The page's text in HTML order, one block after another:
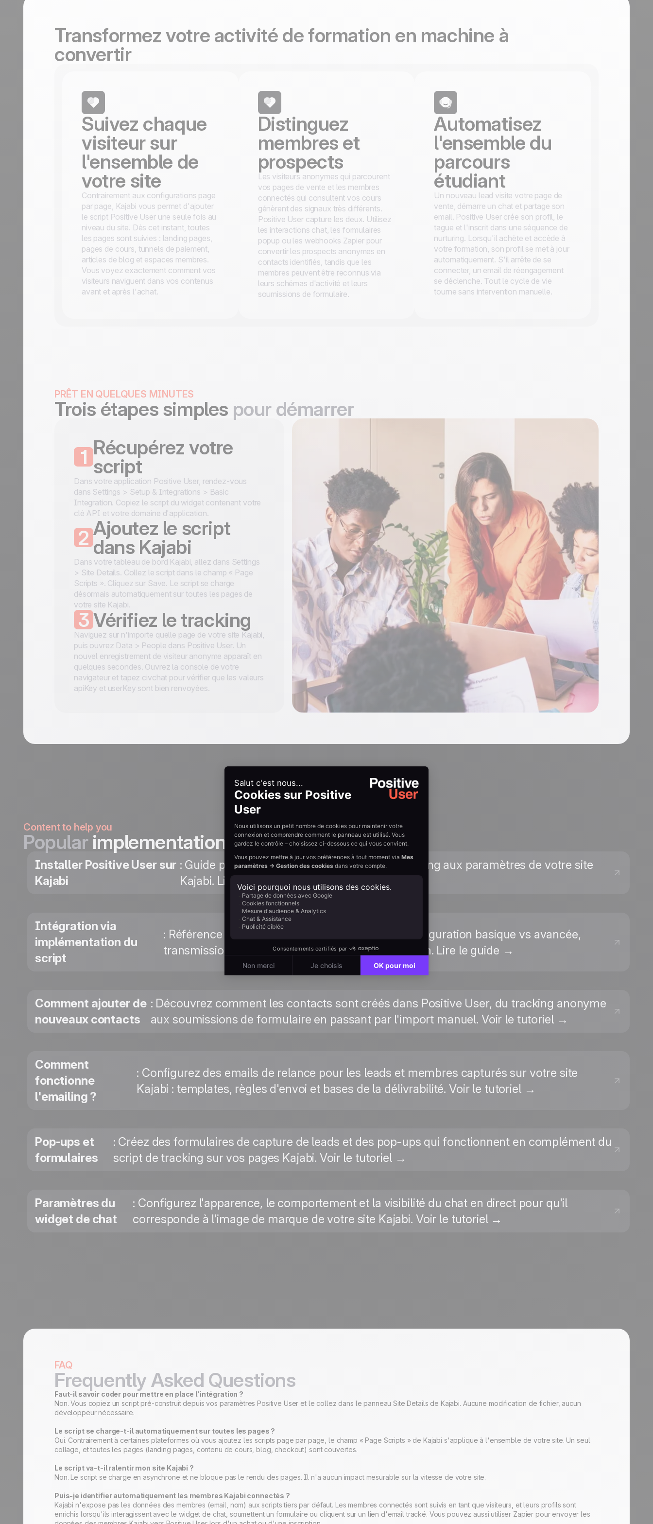
Transformez votre activité de formation en machine à
convertir
Suivez chaque
visiteur sur
l'ensemble de
votre site
Contrairement aux configurations page
par page, Kajabi vous permet d'ajouter
le script Positive User une seule fois au
niveau du site. Dès cet instant, toutes
les pages sont suivies : landing pages,
pages de cours, tunnels de paiement,
articles de blog et espaces membres.
Vous voyez exactement comment vos
visiteurs naviguent dans vos contenus
avant et après l'achat.
Distinguez
membres et
prospects
Les visiteurs anonymes qui parcourent
vos pages de vente et les membres
connectés qui consultent vos cours
génèrent des signaux très différents.
Positive User capture les deux. Utilisez
les interactions chat, les formulaires
popup ou les webhooks Zapier pour
convertir les prospects anonymes en
contacts identifiés, tandis que les
membres peuvent être reconnus via
leurs schémas d'activité et leurs
soumissions de formulaire.
Automatisez
l'ensemble du
parcours
étudiant
Un nouveau lead visite votre page de
vente, démarre un chat et partage son
email. Positive User crée son profil, le
tague et l'inscrit dans une séquence de
nurturing. Lorsqu'il achète et accède à
votre formation, son profil se met à jour
automatiquement. S'il arrête de se
connecter, un email de réengagement
se déclenche. Tout le cycle de vie
tourne sans intervention manuelle.
PRÊT EN QUELQUES MINUTES
Trois étapes simples pour démarrer
1 Récupérez votre
script
Dans votre application Positive User, rendez-vous
dans Settings > Setup & Integrations > Basic
Integration. Copiez le script du widget contenant votre
clé API et votre domaine d'application.
2 Ajoutez le script
dans Kajabi
Dans votre tableau de bord Kajabi, allez dans Settings
> Site Details. Collez le script dans le champ « Page
Scripts ». Cliquez sur Save. Le script se charge
désormais automatiquement sur toutes les pages de
votre site Kajabi.
3Vérifiez le tracking
Naviguez sur n'importe quelle page de votre site Kajabi,
puis ouvrez Data > People dans Positive User. Un
nouvel enregistrement de visiteur anonyme apparaît en
quelques secondes. Ouvrez la console de votre
navigateur et tapez civchat pour vérifier que les valeurs
apiKey et userKey sont bien renvoyées.
Content to help you
Popularimplementation guides
Installer Positive User sur
Kajabi
: Guide pas à pas pour ajouter le script de tracking aux paramètres de votre site
Kajabi. Lire le guide →
Intégration via
implémentation du
script
: Référence détaillée pour le script du widget : configuration basique vs avancée,
transmission d'attributs et méthodes de vérification. Lire le guide →
Comment ajouter de
nouveaux contacts
: Découvrez comment les contacts sont créés dans Positive User, du tracking anonyme
aux soumissions de formulaire en passant par l'import manuel. Voir le tutoriel →
Comment
fonctionne
l'emailing ?
: Configurez des emails de relance pour les leads et membres capturés sur votre site
Kajabi : templates, règles d'envoi et bases de la délivrabilité. Voir le tutoriel →
Pop-ups et
formulaires
: Créez des formulaires de capture de leads et des pop-ups qui fonctionnent en complément du
script de tracking sur vos pages Kajabi. Voir le tutoriel →
Paramètres du
widget de chat
: Configurez l'apparence, le comportement et la visibilité du chat en direct pour qu'il
corresponde à l'image de marque de votre site Kajabi. Voir le tutoriel →
FAQ
Frequently Asked Questions
Faut-il savoir coder pour mettre en place l'intégration ?
Non. Vous copiez un script pré-construit depuis vos paramètres Positive User et le collez dans le panneau Site Details de Kajabi. Aucune modification de fichier, aucun
développeur nécessaire.
Le script se charge-t-il automatiquement sur toutes les pages ?
Oui. Contrairement à certaines plateformes où vous ajoutez les scripts page par page, le champ « Page Scripts » de Kajabi s'applique à l'ensemble de votre site. Un seul
collage, et toutes les pages (landing pages, contenu de cours, blog, checkout) sont couvertes.
Le script va-t-il ralentir mon site Kajabi ?
Non. Le script se charge en asynchrone et ne bloque pas le rendu des pages. Il n'a aucun impact mesurable sur la vitesse de votre site.
Puis-je identifier automatiquement les membres Kajabi connectés ?
Kajabi n'expose pas les données des membres (email, nom) aux scripts tiers par défaut. Les membres connectés sont suivis en tant que visiteurs, et leurs profils sont
enrichis lorsqu'ils interagissent avec le widget de chat, soumettent un formulaire ou cliquent sur un lien d'email tracké. Vous pouvez aussi utiliser Zapier pour envoyer les